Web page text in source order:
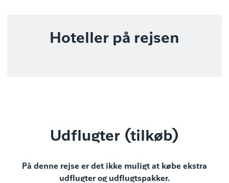
Hoteller på rejsen
Udflugter (tilkøb)
På denne rejse er det ikke muligt at købe ekstra
udflugter og udflugtspakker.